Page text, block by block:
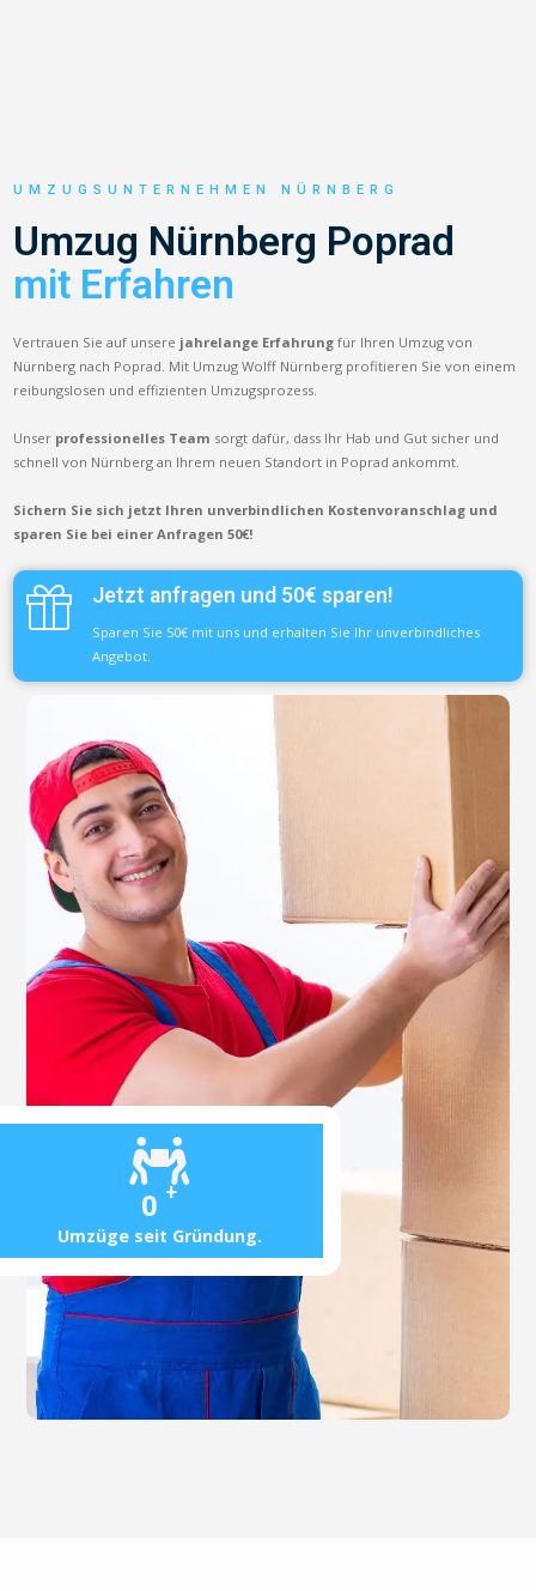
0 +
Umzüge seit Gründung.
UMZUGSUNTERNEHMEN NÜRNBERG
Umzug Nürnberg Poprad
mit Erfahren
Vertrauen Sie auf unsere jahrelange Erfahrung für Ihren Umzug von
Nürnberg nach Poprad. Mit Umzug Wolff Nürnberg profitieren Sie von einem
reibungslosen und effizienten Umzugsprozess.
Unser professionelles Team sorgt dafür, dass Ihr Hab und Gut sicher und
schnell von Nürnberg an Ihrem neuen Standort in Poprad ankommt.
Sichern Sie sich jetzt Ihren unverbindlichen Kostenvoranschlag und
sparen Sie bei einer Anfragen 50€!
Jetzt anfragen und 50€ sparen!
Sparen Sie 50€ mit uns und erhalten Sie Ihr unverbindliches
Angebot.